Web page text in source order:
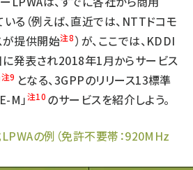
る（例えば、直近では、NTTドコモ
が提供開始注8）が、ここでは、KDDI
発表され2018年1月からサービス
注9 となる、3GPPのリリース13標準
M」注10 のサービスを紹介しよう。
の例（免許不要帯：920MHz